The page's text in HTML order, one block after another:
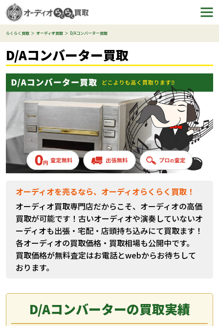
らくらく買取 オーディオ買取 D/Aコンバーター買取
D/Aコンバーター買取
オーディオを売るなら、オーディオらくらく買取！
オーディオ買取専門店だからこそ、オーディオの高価
買取が可能です！古いオーディオや演奏していないオ
ーディオも出張・宅配・店頭持ち込みにて買取ます！
各オーディオの買取価格・買取相場も公開中です。
買取価格が無料査定はお電話とwebからお待ちして
おります。
D/Aコンバーターの買取実績